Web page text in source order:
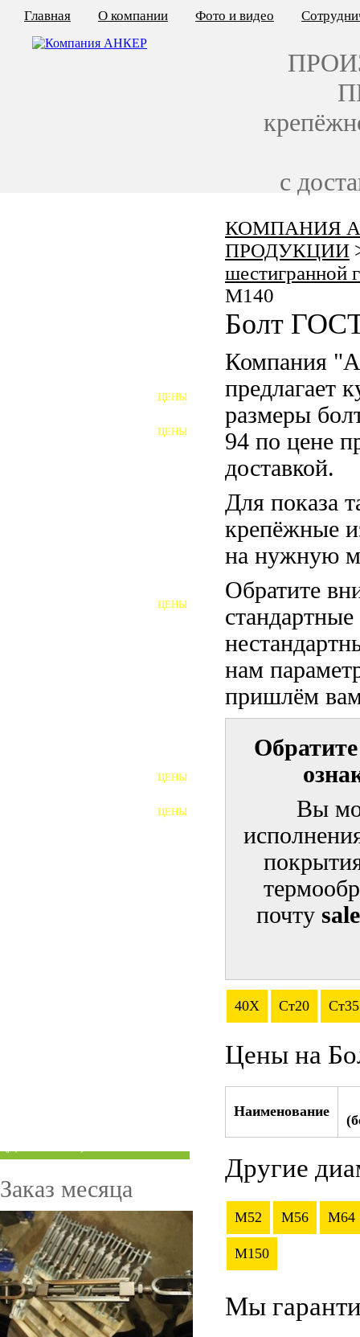
КОМПАНИЯ
ПРОДУКЦИИ
шестигранной
M140
Болт
Компания
предлагает
размеры
94 по цене
доставкой.
Для показа
крепёжные
на нужную
Обратите
нам
пришлём
Вы
почту
40Х Ст20 Ст35
Цены на
Наименование
Другие
M52 M56 M64
M150
Мы
ЦЕНЫ
ЦЕНЫ
ШАЙБЫ ФУНДАМЕНТНЫЕ
ЦЕНЫ
ЦЕНЫ
ЦЕНЫ
Заказ месяца
Главная О компании Фото и видео
с